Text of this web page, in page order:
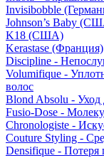
Invisibobble
Johnson’s Baby
K18 (США)
Kerastase (Франция)
Discipline -
Volumifique -
волос
Blond Absolu -
Fusio-Dose -
Chronologiste -
Couture Styling -
Densifique - Потеря